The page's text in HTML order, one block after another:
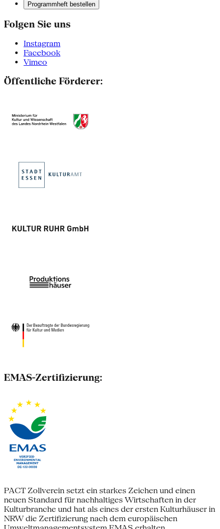
Programmheft bestellen
Folgen Sie uns
Instagram
Facebook
Vimeo
Öffentliche Förderer:
EMAS-Zertifizierung:
PACT Zollverein setzt ein starkes Zeichen und einen
neuen Standard für nachhaltiges Wirtschaften in der
Kulturbranche und hat als eines der ersten Kulturhäuser in
NRW die Zertifizierung nach dem europäischen